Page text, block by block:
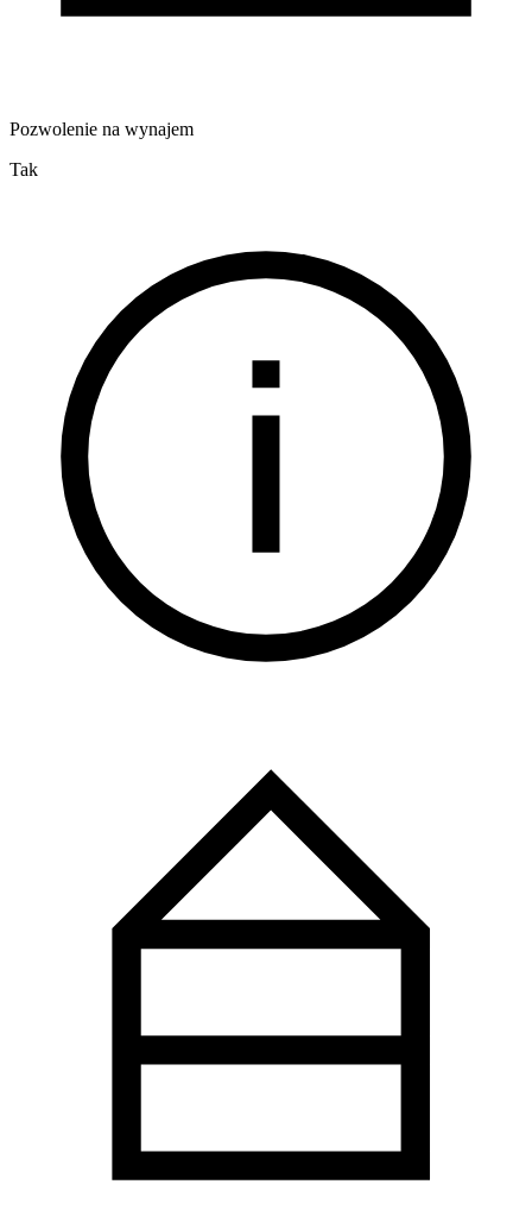
Pozwolenie na wynajem
Tak